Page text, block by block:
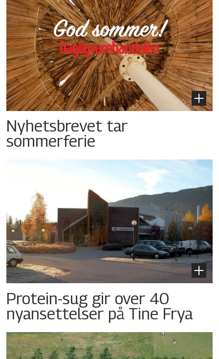
Nyhetsbrevet tar
sommerferie
Protein-sug gir over 40
nyansettelser på Tine Frya